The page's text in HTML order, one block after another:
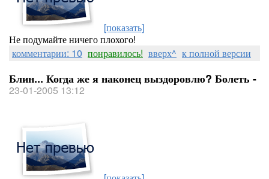
[показать]
Не подумайте ничего плохого!
комментарии: 10 понравилось! вверх^ к полной версии
Блин... Когда же я наконец выздоровлю? Болеть -
23-01-2005 13:12